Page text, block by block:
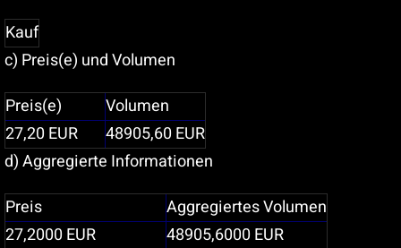
Kauf
c) Preis(e) und Volumen
Preis(e)
Volumen
27,20EUR 48905,60EUR
d) Aggregierte Informationen
Preis
Aggregiertes Volumen
27,2000EUR 48905,6000EUR